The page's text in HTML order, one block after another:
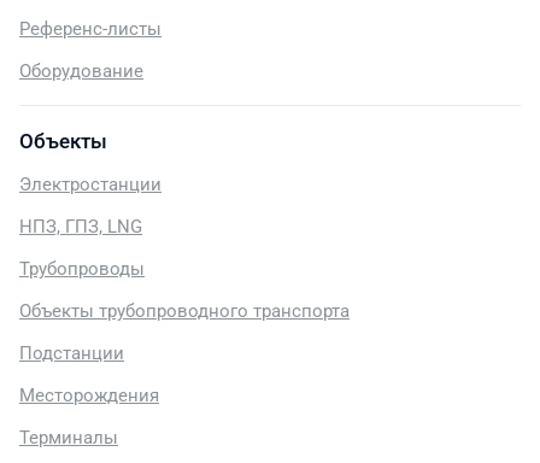
Референс-листы
Оборудование
Объекты
Электростанции
НПЗ, ГПЗ, LNG
Трубопроводы
Объекты трубопроводного транспорта
Подстанции
Месторождения
Терминалы